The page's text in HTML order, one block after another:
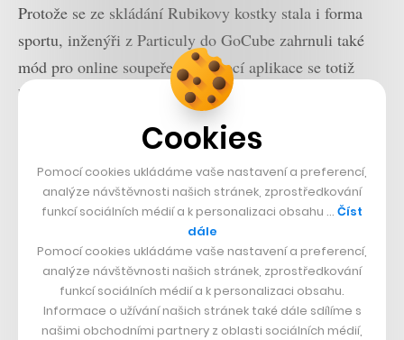
Protože se ze skládání Rubikovy kostky stala i forma
sportu, inženýři z Particuly do GoCube zahrnuli také
mód pro online soupeření. Pomocí aplikace se totiž
hráči mohou spojit a utkávat se proti sobě s motivací
posunu v globálních žebříčcích na lepší pozice.
Cookies
Pomocí cookies ukládáme vaše nastavení a preferencí,
analýze návštěvnosti našich stránek, zprostředkování
funkcí sociálních médií a k personalizaci obsahu … Číst
dále
Pomocí cookies ukládáme vaše nastavení a preferencí,
analýze návštěvnosti našich stránek, zprostředkování
funkcí sociálních médií a k personalizaci obsahu.
Informace o užívání našich stránek také dále sdílíme s
našimi obchodními partnery z oblasti sociálních médií,